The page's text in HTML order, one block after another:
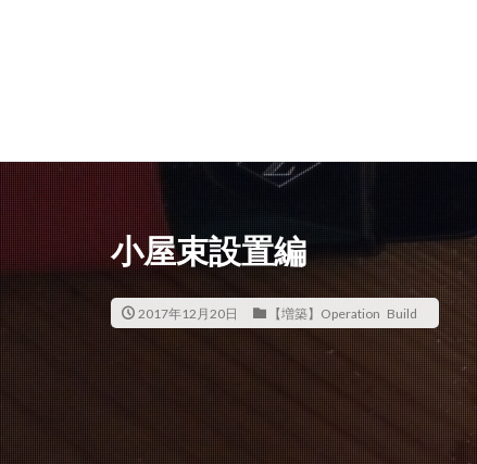
小屋束設置編
2017年12月20日 【増築】Operation Build